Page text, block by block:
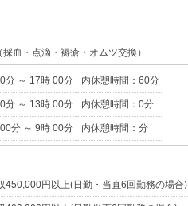
血・点滴・褥瘡・オムツ交換）
分 ～ 17時 00分 内休憩時間：60分
分 ～ 13時 00分 内休憩時間：0分
分 ～ 9時 00分 内休憩時間：分
450,000円以上(日勤・当直6回勤務の場合)